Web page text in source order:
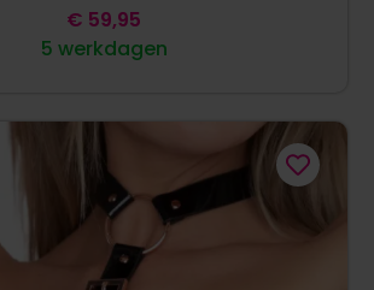
5 werkdagen
€ 59,95